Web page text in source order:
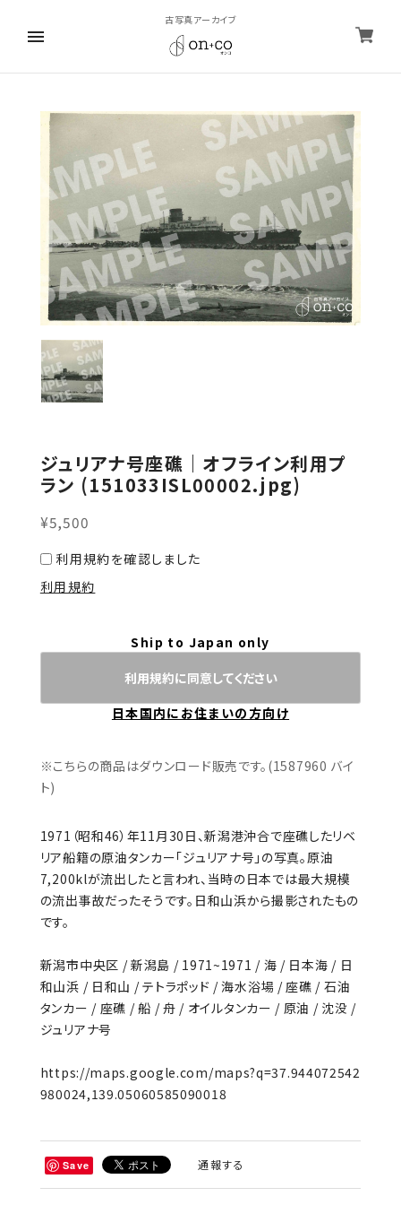
古写真アーカイブ
ジュリアナ号座礁｜オフライン利用プ
ラン (151033ISL00002.jpg)
¥5,500
利用規約を確認しました
利用規約
Ship to Japan only
利用規約に同意してください
日本国内にお住まいの方向け
※こちらの商品はダウンロード販売です。(1587960 バイ
ト)
1971（昭和46）年11月30日、新潟港沖合で座礁したリベ
リア船籍の原油タンカー「ジュリアナ号」の写真。原油
7,200klが流出したと言われ、当時の日本では最大規模
の流出事故だったそうです。日和山浜から撮影されたもの
です。
新潟市中央区 / 新潟島 / 1971~1971 / 海 / 日本海 / 日
和山浜 / 日和山 / テトラポッド / 海水浴場 / 座礁 / 石油
タンカー / 座礁 / 船 / 舟 / オイルタンカー / 原油 / 沈没 /
ジュリアナ号
https://maps.google.com/maps?q=37.944072542
980024,139.05060585090018
Save 通報する